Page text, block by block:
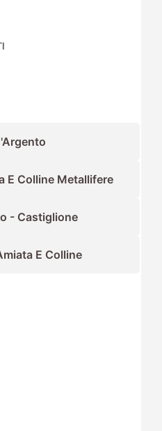
E Colline Metallifere
- Castiglione
E Colline